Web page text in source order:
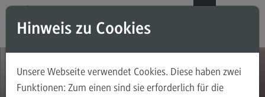
Direkt zum Inhalt
Direkt zum Hauptmenu
Direkt zum Footer
Modul-O-Mat
Masterstudiengänge
Hinweis zu Cookies
Unsere Webseite verwendet Cookies. Diese haben zwei
Funktionen: Zum einen sind sie erforderlich für die